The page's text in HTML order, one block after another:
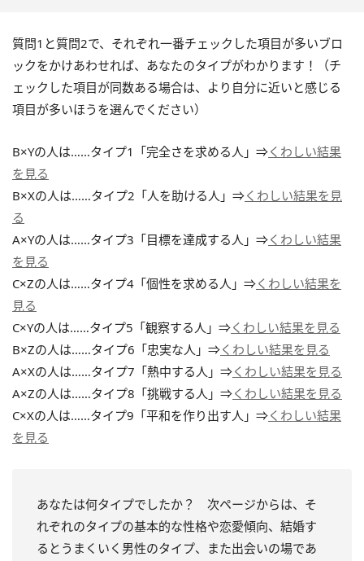
質問1と質問2で、それぞれ一番チェックした項目が多いブロ
ックをかけあわせれば、あなたのタイプがわかります！（チ
ェックした項目が同数ある場合は、より自分に近いと感じる
項目が多いほうを選んでください）
B×Yの人は……タイプ1「完全さを求める人」⇒くわしい結果
を見る
B×Xの人は……タイプ2「人を助ける人」⇒くわしい結果を見
る
A×Yの人は……タイプ3「目標を達成する人」⇒くわしい結果
を見る
C×Zの人は……タイプ4「個性を求める人」⇒くわしい結果を
見る
C×Yの人は……タイプ5「観察する人」⇒くわしい結果を見る
B×Zの人は……タイプ6「忠実な人」⇒くわしい結果を見る
A×Xの人は……タイプ7「熱中する人」⇒くわしい結果を見る
A×Zの人は……タイプ8「挑戦する人」⇒くわしい結果を見る
C×Xの人は……タイプ9「平和を作り出す人」⇒くわしい結果
を見る
あなたは何タイプでしたか？ 次ページからは、そ
れぞれのタイプの基本的な性格や恋愛傾向、結婚す
るとうまくいく男性のタイプ、また出会いの場であ